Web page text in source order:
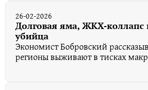
26-02-2026
Долговая яма, ЖКХ-коллапс
убийца
Экономист Бобровский
регионы выживают в тисках